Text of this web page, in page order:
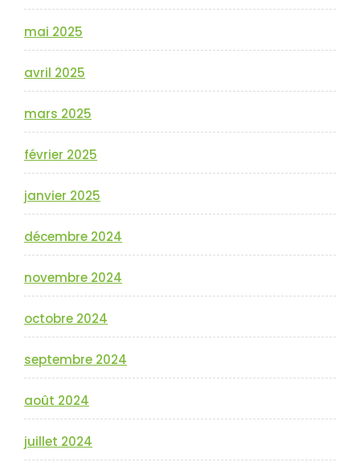
mai 2025
avril 2025
mars 2025
février 2025
janvier 2025
décembre 2024
novembre 2024
octobre 2024
septembre 2024
août 2024
juillet 2024